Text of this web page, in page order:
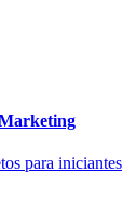
para iniciantes